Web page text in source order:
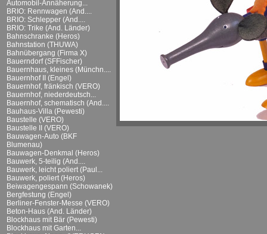
Automobil-Annäherung...
BRIO: Rennwagen (And....
BRIO: Schlepper (And....
BRIO: Trike (And. Länder)
Bahnschranke (Heros)
Bahnstation (THUWA)
Bahnübergang (Firma X)
Bauerndorf (SFFischer)
Bauernhaus, kleines (Münchn....
Bauernhof II (Engel)
Bauernhof, fränkisch (VERO)
Bauernhof, niederdeutsch...
Bauernhof, schematisch (And....
Bauhaus-Villa (Pewesti)
Baustelle (VERO)
Baustelle II (VERO)
Bauwagen-Auto (BKF
Blumenau)
Bauwagen-Denkmal (Heros)
Bauwerk, 5-teilig (And....
Bauwerk, leicht poliert (Paul...
Bauwerk, poliert (Heros)
Beiwagengespann (Schowanek)
Bergfestung (Engel)
Berliner-Fenster-Messe (VERO)
Beton-Haus (And. Länder)
Blockhaus mit Bär (Pewesti)
Blockhaus mit Garten...